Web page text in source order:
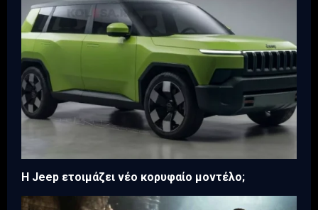
H Jeep ετοιμάζει νέο κορυφαίο μοντέλο;